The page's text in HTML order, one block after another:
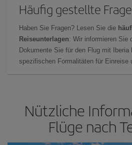
Häufig gestellte
Haben Sie Fragen? Lesen Sie die
Reiseunterlagen: Wir informieren Sie
Dokumente Sie für den Flug mit Iberia
spezifischen Formalitäten für Einreise
Nützliche
Flüge nach